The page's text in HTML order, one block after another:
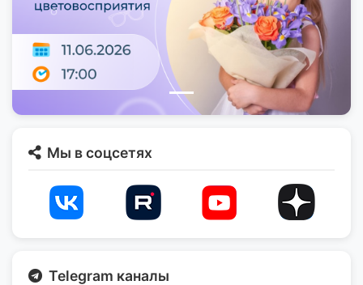
Мы в соцсетях
Telegram каналы